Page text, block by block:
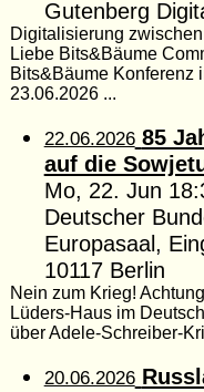
Gutenberg
Digitalisierung
Liebe Bits&Bäume
Bits&Bäume Konferenz
23.06.2026 ...
22.06.2026 85
auf die
Mo, 22. Jun
Deutscher
Europasaal,
10117 Berlin
Nein zum Krieg!
Lüders-Haus im
über Adele-Schreiber-
20.06.2026